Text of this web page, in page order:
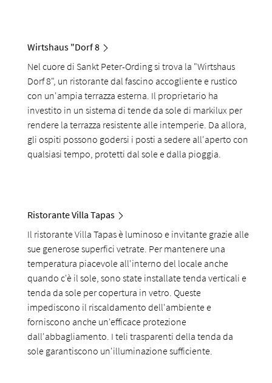
Wirtshaus "Dorf 8
Nel cuore di Sankt Peter-Ording si trova la "Wirtshaus
Dorf 8", un ristorante dal fascino accogliente e rustico
con un'ampia terrazza esterna. Il proprietario ha
investito in un sistema di tende da sole di markilux per
rendere la terrazza resistente alle intemperie. Da allora,
gli ospiti possono godersi i posti a sedere all'aperto con
qualsiasi tempo, protetti dal sole e dalla pioggia.
Ristorante Villa Tapas
Il ristorante Villa Tapas è luminoso e invitante grazie alle
sue generose superfici vetrate. Per mantenere una
temperatura piacevole all'interno del locale anche
quando c'è il sole, sono state installate tenda verticali e
tenda da sole per copertura in vetro. Queste
impediscono il riscaldamento dell'ambiente e
forniscono anche un'efficace protezione
dall'abbagliamento. I teli trasparenti della tenda da
sole garantiscono un'illuminazione sufficiente.